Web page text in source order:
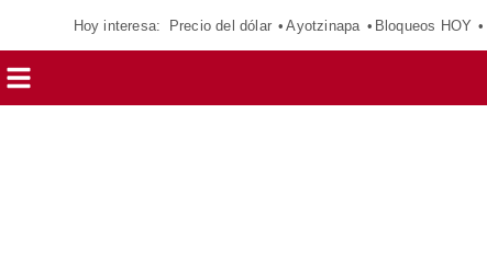
Hoy interesa: Precio del dólar Ayotzinapa Bloqueos HOY